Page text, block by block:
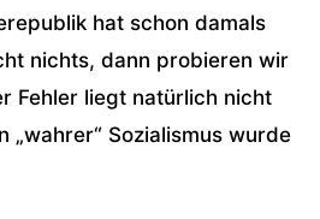
hat schon damals
nichts, dann probieren wir
Fehler liegt natürlich nicht
„wahrer“ Sozialismus wurde